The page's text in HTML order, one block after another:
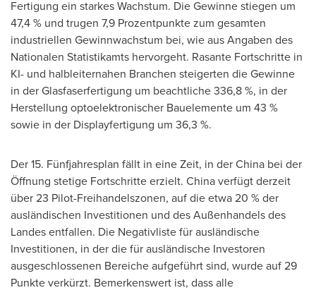
Fertigung ein starkes Wachstum. Die Gewinne stiegen um
47,4 % und trugen 7,9 Prozentpunkte zum gesamten
industriellen Gewinnwachstum bei, wie aus Angaben des
Nationalen Statistikamts hervorgeht. Rasante Fortschritte in
KI- und halbleiternahen Branchen steigerten die Gewinne
in der Glasfaserfertigung um beachtliche 336,8 %, in der
Herstellung optoelektronischer Bauelemente um 43 %
sowie in der Displayfertigung um 36,3 %.
Der 15. Fünfjahresplan fällt in eine Zeit, in der China bei der
Öffnung stetige Fortschritte erzielt. China verfügt derzeit
über 23 Pilot-Freihandelszonen, auf die etwa 20 % der
ausländischen Investitionen und des Außenhandels des
Landes entfallen. Die Negativliste für ausländische
Investitionen, in der die für ausländische Investoren
ausgeschlossenen Bereiche aufgeführt sind, wurde auf 29
Punkte verkürzt. Bemerkenswert ist, dass alle